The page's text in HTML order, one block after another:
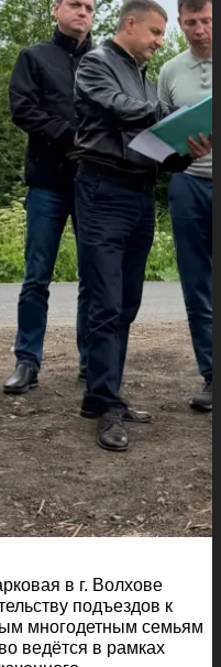
в г. Волхове
подъездов к
многодетным семьям
ведётся в рамках